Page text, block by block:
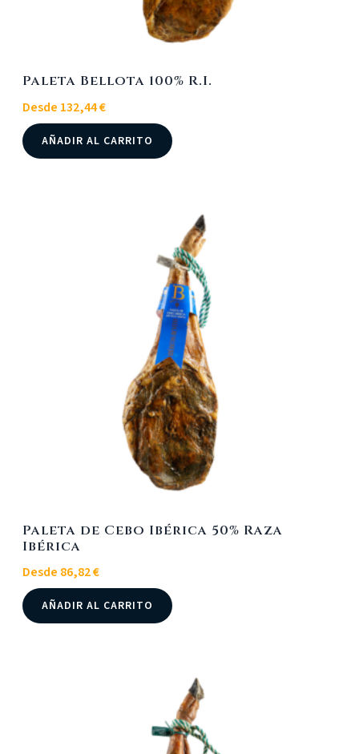
Paleta Bellota 100% R.I.
Desde 132,44€
AÑADIR AL CARRITO
Este
variantes.
Las
opciones
se
pueden
elegir
en
la
página
de
producto
Paleta de Cebo Ibérica 50% Raza
Ibérica
Desde 86,82€
AÑADIR AL CARRITO
Este
variantes.
Las
opciones
se